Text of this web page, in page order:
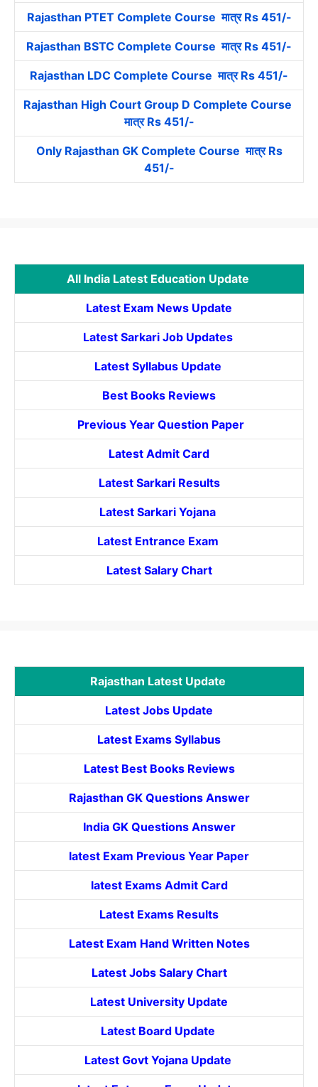
Rajasthan PTET Complete Course मात्र Rs 451/-
Rajasthan BSTC Complete Course मात्र Rs 451/-
Rajasthan LDC Complete Course मात्र Rs 451/-
Rajasthan High Court Group D Complete Course
मात्र Rs 451/-
Only Rajasthan GK Complete Course मात्र Rs
451/-
All India Latest Education Update
Latest Exam News Update
Latest Sarkari Job Updates
Latest Syllabus Update
Best Books Reviews
Previous Year Question Paper
Latest Admit Card
Latest Sarkari Results
Latest Sarkari Yojana
Latest Entrance Exam
Latest Salary Chart
Rajasthan Latest Update
Latest Jobs Update
Latest Exams Syllabus
Latest Best Books Reviews
Rajasthan GK Questions Answer
India GK Questions Answer
latest Exam Previous Year Paper
latest Exams Admit Card
Latest Exams Results
Latest Exam Hand Written Notes
Latest Jobs Salary Chart
Latest University Update
Latest Board Update
Latest Govt YojanaUpdate